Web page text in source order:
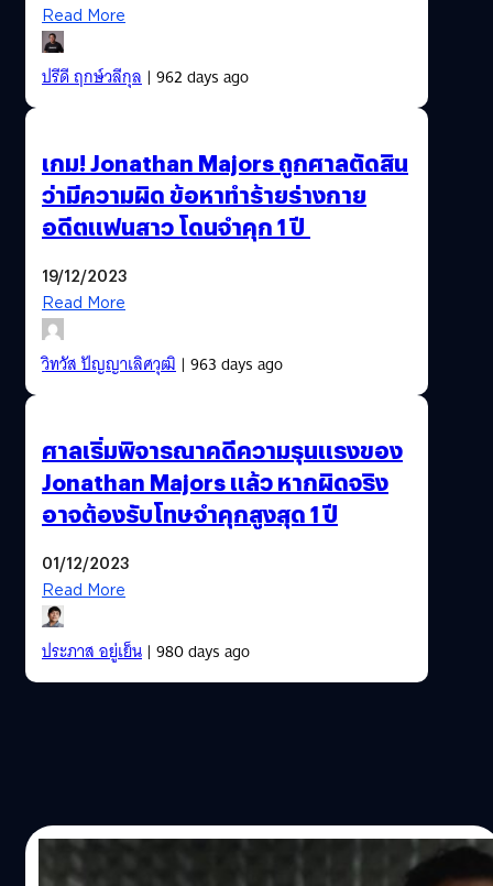
Read More
ปรีดี ฤกษ์วลีกุล| 962 days ago
เกม! Jonathan Majors ถูกศาลตัดสิน
ว่ามีความผิด ข้อหาทำร้ายร่างกาย
อดีตแฟนสาว โดนจำคุก 1 ปี
19/12/2023
Read More
วิทวัส ปัญญาเลิศวุฒิ| 963 days ago
ศาลเริ่มพิจารณาคดีความรุนแรงของ
Jonathan Majors แล้ว หากผิดจริง
อาจต้องรับโทษจำคุกสูงสุด 1 ปี
01/12/2023
Read More
ประภาส อยู่เย็น| 980 days ago
15/07/2021